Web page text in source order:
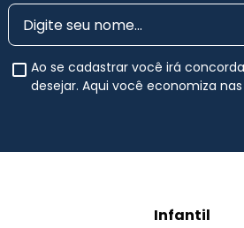
Ao se cadastrar você irá
desejar. Aqui você economiza
Infantil